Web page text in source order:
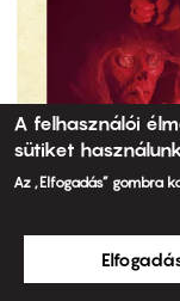
A felhasználói
sütiket
Az „Elfogadás” gombra